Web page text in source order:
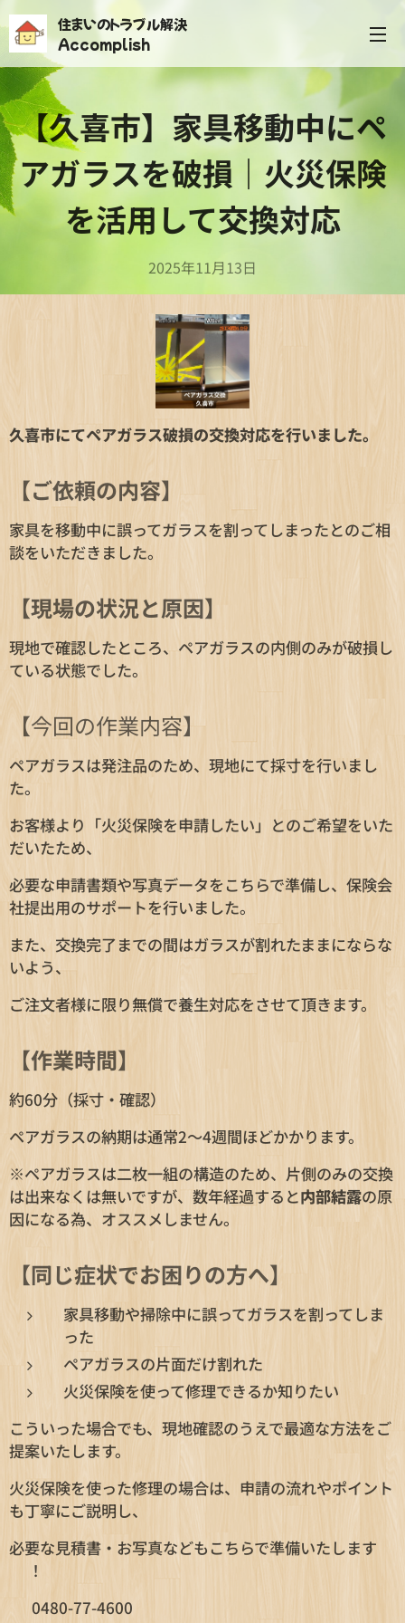
住まいのトラブル解決
Accomplish
【久喜市】家具移動中にペ
アガラスを破損｜火災保険
を活用して交換対応
2025年11月13日
久喜市にてペアガラス破損の交換対応を行いました。
【ご依頼の内容】
家具を移動中に誤ってガラスを割ってしまったとのご相
談をいただきました。
【現場の状況と原因】
現地で確認したところ、ペアガラスの内側のみが破損し
ている状態でした。
【今回の作業内容】
ペアガラスは発注品のため、現地にて採寸を行いまし
た。
お客様より「火災保険を申請したい」とのご希望をいた
だいたため、
必要な申請書類や写真データをこちらで準備し、保険会
社提出用のサポートを行いました。
また、交換完了までの間はガラスが割れたままにならな
いよう、
ご注文者様に限り無償で養生対応をさせて頂きます。
【作業時間】
約60分（採寸・確認）
ペアガラスの納期は通常2～4週間ほどかかります。
※ペアガラスは二枚一組の構造のため、片側のみの交換
は出来なくは無いですが、数年経過すると内部結露の原
因になる為、オススメしません。
【同じ症状でお困りの方へ】
家具移動や掃除中に誤ってガラスを割ってしま
った
ペアガラスの片面だけ割れた
火災保険を使って修理できるか知りたい
こういった場合でも、現地確認のうえで最適な方法をご
提案いたします。
火災保険を使った修理の場合は、申請の流れやポイント
も丁寧にご説明し、
必要な見積書・お写真などもこちらで準備いたします
😊！
📞 0480-77-4600